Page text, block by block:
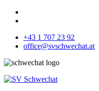
+43 1 707 23 92
office@svschwechat.at